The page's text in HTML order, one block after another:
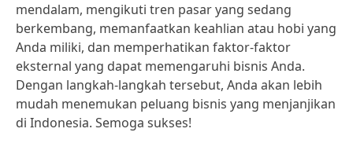
mendalam, mengikuti tren pasar yang sedang
berkembang, memanfaatkan keahlian atau hobi yang
Anda miliki, dan memperhatikan faktor-faktor
eksternal yang dapat memengaruhi bisnis Anda.
Dengan langkah-langkah tersebut, Anda akan lebih
mudah menemukan peluang bisnis yang menjanjikan
di Indonesia. Semoga sukses!